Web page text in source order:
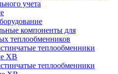
учета
компоненты для
теплообменников
теплообменники
XB
теплообменники